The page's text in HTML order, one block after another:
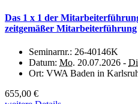
Das 1 x 1 der
zeitgemäßer Mitarbeiterführung
Seminarnr.: 26-40146K
Datum: Mo. 20.07.2026 -
Ort: VWA Baden in
655,00 €